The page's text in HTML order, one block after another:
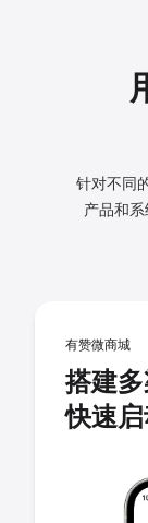
针对不同
产品和系
有赞微商城
搭建
快速